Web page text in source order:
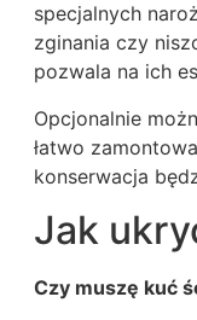
specjalnych
zginania czy
pozwala na ich
Opcjonalnie
łatwo
konserwacja
Jak
Czy muszę kuć